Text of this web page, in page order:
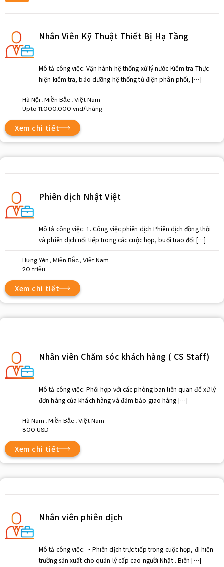
Nhân Viên Kỹ Thuật Thiết Bị Hạ Tầng
Mô tả công việc: Vận hành hệ thống xử lý nước Kiểm tra Thực
hiện kiểm tra, bảo dưỡng hệ thống tủ điện phân phối, […]
Hà Nội , Miền Bắc , Việt Nam
Upto 11,000,000 vnd/tháng
Xem chi tiết
Phiên dịch Nhật Việt
Mô tả công việc: 1. Công việc phiên dịch Phiên dịch đồng thời
và phiên dịch nối tiếp trong các cuộc họp, buổi trao đổi […]
Hưng Yên , Miền Bắc , Việt Nam
20 triệu
Xem chi tiết
Nhân viên Chăm sóc khách hàng ( CS Staff)
Mô tả công việc: Phối hợp với các phòng ban liên quan để xử lý
đơn hàng của khách hàng và đảm bảo giao hàng […]
Hà Nam , Miền Bắc , Việt Nam
800 USD
Xem chi tiết
Nhân viên phiên dịch
Mô tả công việc: ・Phiên dịch trực tiếp trong cuộc họp, đi hiện
trường sản xuất cho quản lý cấp cao người Nhật . Biên […]